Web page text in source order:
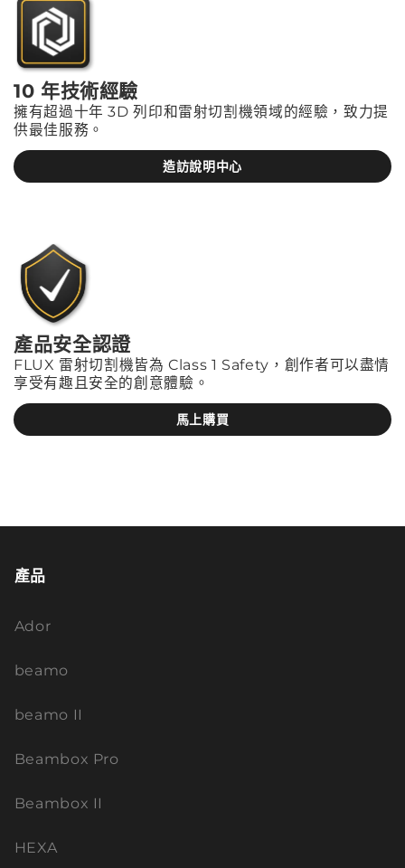
10 年技術經驗
擁有超過十年 3D 列印和雷射切割機領域的經驗，致力提
供最佳服務。
造訪說明中心
產品安全認證
FLUX 雷射切割機皆為 Class 1 Safety，創作者可以盡情
享受有趣且安全的創意體驗。
馬上購買
產品
Ador
beamo
beamo II
Beambox Pro
Beambox II
HEXA